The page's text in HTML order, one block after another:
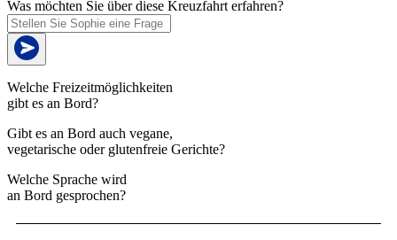
Was möchten Sie über diese Kreuzfahrt erfahren?
Welche Freizeitmöglichkeiten
gibt es an Bord?
Gibt es an Bord auch vegane,
vegetarische oder glutenfreie Gerichte?
Welche Sprache wird
an Bord gesprochen?